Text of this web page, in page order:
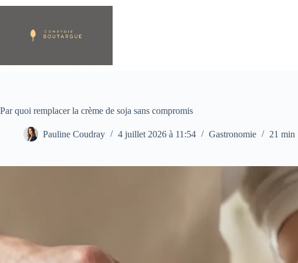
Passer
Par quoi remplacer la crème de soja sans compromis
Pauline Coudray 4 juillet 2026 à 11:54 Gastronomie 21 min